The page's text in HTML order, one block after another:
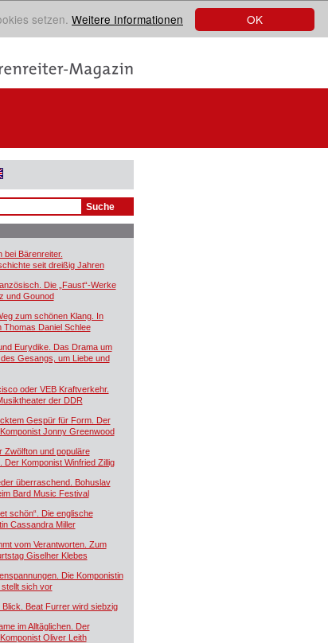
OK
setzen. Weitere Informationen
bei Bärenreiter.
seit dreißig Jahren
Die „Faust“-Werke
und Gounod
zum schönen Klang. In
Thomas Daniel Schlee
Eurydike. Das Drama um
Gesangs, um Liebe und
oder VEB Kraftverkehr.
der DDR
Gespür für Form. Der
Jonny Greenwood
Zwölfton und populäre
Der Komponist Winfried Zillig
überraschend. Bohuslav
Bard Music Festival
schön“. Die englische
Cassandra Miller
vom Verantworten. Zum
Giselher Klebes
Die Komponistin
stellt sich vor
Blick. Beat Furrer wird siebzig
im Alltäglichen. Der
Oliver Leith